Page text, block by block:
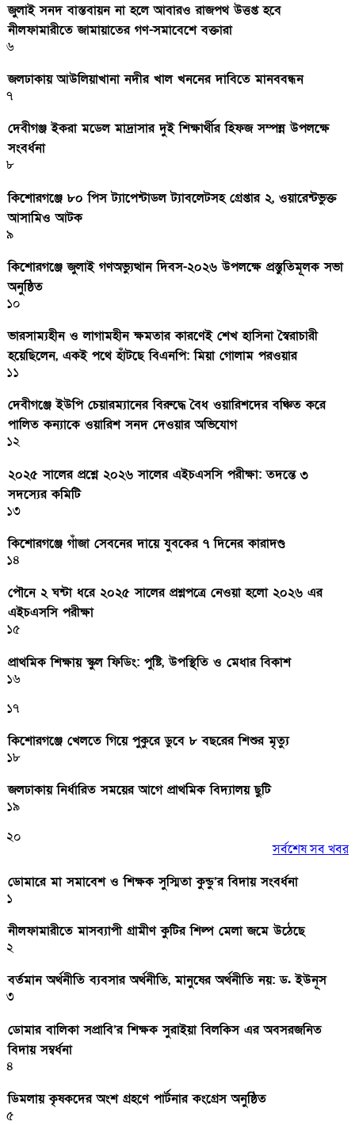
জুলাই সনদ বাস্তবায়ন না হলে আবারও রাজপথ উত্তপ্ত হবে
নীলফামারীতে জামায়াতের গণ-সমাবেশে বক্তারা
৬
জলঢাকায় আউলিয়াখানা নদীর খাল খননের দাবিতে মানববন্ধন
৭
দেবীগঞ্জ ইকরা মডেল মাদ্রাসার দুই শিক্ষার্থীর হিফজ সম্পন্ন উপলক্ষে
সংবর্ধনা
৮
কিশোরগঞ্জে ৮০ পিস ট্যাপেন্টাডল ট্যাবলেটসহ গ্রেপ্তার ২, ওয়ারেন্টভুক্ত
আসামিও আটক
৯
কিশোরগঞ্জে জুলাই গণঅভ্যুত্থান দিবস-২০২৬ উপলক্ষে প্রস্তুতিমূলক সভা
অনুষ্ঠিত
১০
ভারসাম্যহীন ও লাগামহীন ক্ষমতার কারণেই শেখ হাসিনা স্বৈরাচারী
হয়েছিলেন, একই পথে হাঁটছে বিএনপি: মিয়া গোলাম পরওয়ার
১১
দেবীগঞ্জে ইউপি চেয়ারম্যানের বিরুদ্ধে বৈধ ওয়ারিশদের বঞ্চিত করে
পালিত কন্যাকে ওয়ারিশ সনদ দেওয়ার অভিযোগ
১২
২০২৫ সালের প্রশ্নে ২০২৬ সালের এইচএসসি পরীক্ষা: তদন্তে ৩
সদস্যের কমিটি
১৩
কিশোরগঞ্জে গাঁজা সেবনের দায়ে যুবকের ৭ দিনের কারাদণ্ড
১৪
পৌনে ২ ঘন্টা ধরে ২০২৫ সালের প্রশ্নপত্রে নেওয়া হলো ২০২৬ এর
এইচএসসি পরীক্ষা
১৫
প্রাথমিক শিক্ষায় স্কুল ফিডিং: পুষ্টি, উপস্থিতি ও মেধার বিকাশ
১৬
১৭
কিশোরগঞ্জে খেলতে গিয়ে পুকুরে ডুবে ৮ বছরের শিশুর মৃত্যু
১৮
জলঢাকায় নির্ধারিত সময়ের আগে প্রাথমিক বিদ্যালয় ছুটি
১৯
২০
সর্বশেষ সব খবর
ডোমারে মা সমাবেশ ও শিক্ষক সুস্মিতা কুন্ডু’র বিদায় সংবর্ধনা
১
নীলফামারীতে মাসব্যাপী গ্রামীণ কুটির শিল্প মেলা জমে উঠেছে
২
বর্তমান অর্থনীতি ব্যবসার অর্থনীতি, মানুষের অর্থনীতি নয়: ড. ইউনূস
৩
ডোমার বালিকা সপ্রাবি’র শিক্ষক সুরাইয়া বিলকিস এর অবসরজনিত
বিদায় সম্বর্ধনা
৪
ডিমলায় কৃষকদের অংশ গ্রহণে পার্টনার কংগ্রেস অনুষ্ঠিত
৫